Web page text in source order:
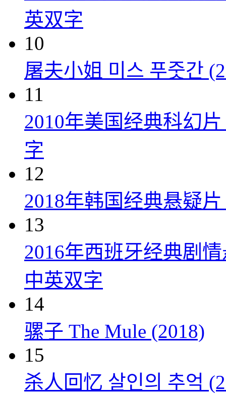
英双字
10
屠夫小姐 미스 푸줏간
11
2010年美国经典科幻
字
12
2018年韩国经典悬疑
13
2016年西班牙经典剧
中英双字
14
骡子 The Mule (2018)
15
杀人回忆 살인의 추억